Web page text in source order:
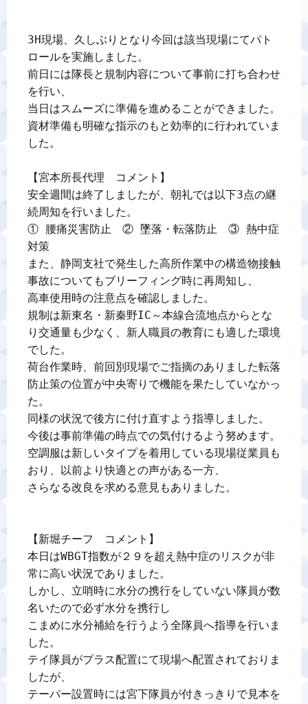
3H現場、久しぶりとなり今回は該当現場にてパト
ロールを実施しました。
前日には隊長と規制内容について事前に打ち合わせ
を行い、
当日はスムーズに準備を進めることができました。
資材準備も明確な指示のもと効率的に行われていま
した。
【宮本所長代理　コメント】
安全週間は終了しましたが、朝礼では以下3点の継
続周知を行いました。
① 腰痛災害防止　② 墜落・転落防止　③ 熱中症
対策
また、静岡支社で発生した高所作業中の構造物接触
事故についてもブリーフィング時に再周知し、
高車使用時の注意点を確認しました。
規制は新東名・新秦野IC～本線合流地点からとな
り交通量も少なく、新人職員の教育にも適した環境
でした。
荷台作業時、前回別現場でご指摘のありました転落
防止策の位置が中央寄りで機能を果たしていなかっ
た。
同様の状況で後方に付け直すよう指導しました。
今後は事前準備の時点での気付けるよう努めます。
空調服は新しいタイプを着用している現場従業員も
おり、以前より快適との声がある一方、
さらなる改良を求める意見もありました。
【新堀チーフ　コメント】
本日はWBGT指数が２９を超え熱中症のリスクが非
常に高い状況でありました。
しかし、立哨時に水分の携行をしていない隊員が数
名いたので必ず水分を携行し
こまめに水分補給を行うよう全隊員へ指導を行いま
した。
テイ隊員がプラス配置にて現場へ配置されておりま
したが、
テーパー設置時には宮下隊員が付きっきりで見本を